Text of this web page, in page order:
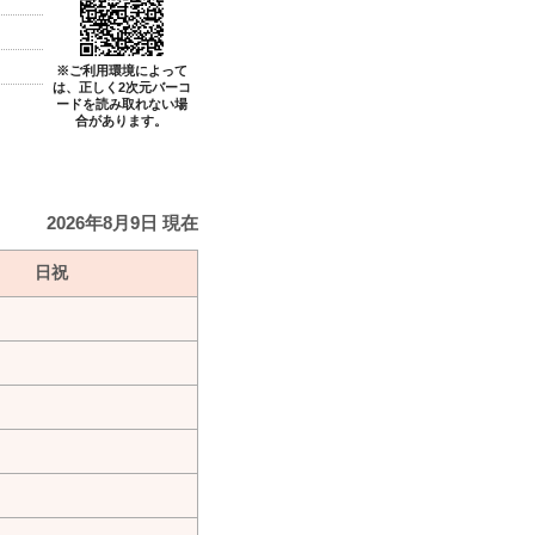
※ご利用環境によって
は、正しく2次元バーコ
ードを読み取れない場
合があります。
2026年8月9日 現在
日祝